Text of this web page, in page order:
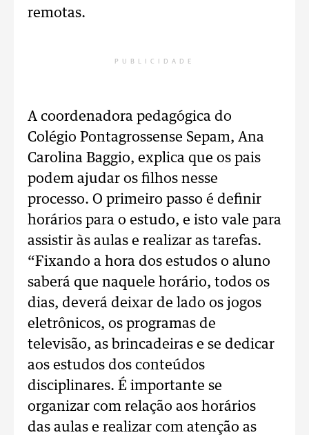
remotas.
PUBLICIDADE
A coordenadora pedagógica do
Colégio Pontagrossense Sepam, Ana
Carolina Baggio, explica que os pais
podem ajudar os filhos nesse
processo. O primeiro passo é definir
horários para o estudo, e isto vale para
assistir às aulas e realizar as tarefas.
“Fixando a hora dos estudos o aluno
saberá que naquele horário, todos os
dias, deverá deixar de lado os jogos
eletrônicos, os programas de
televisão, as brincadeiras e se dedicar
aos estudos dos conteúdos
disciplinares. É importante se
organizar com relação aos horários
das aulas e realizar com atenção as